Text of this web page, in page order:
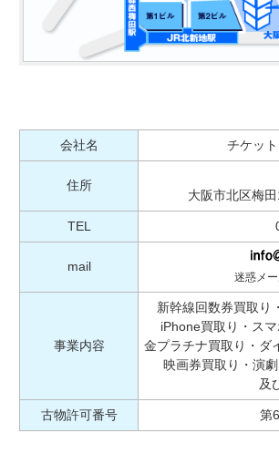
会社名 チケッ
住所
大阪市北区梅
TEL
mail
迷惑メ
事業内容
新幹線回数券買取り
iPhone買取り・ス
金プラチナ買取り・ダ
映画券買取り・演
及
古物許可番号 第